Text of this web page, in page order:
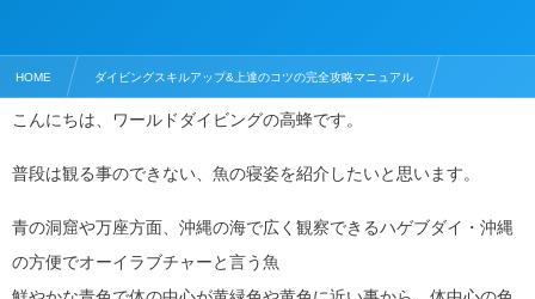
HOME ダイビングスキルアップ&上達のコツの完全攻略マニュアル
海の生物の生態系 ハゲブダイ（オーイラブチャ―）の寝袋
こんにちは、ワールドダイビングの高蜂です。
普段は観る事のできない、魚の寝姿を紹介したいと思います。
青の洞窟や万座方面、沖縄の海で広く観察できるハゲブダイ・沖縄
の方便でオーイラブチャーと言う魚